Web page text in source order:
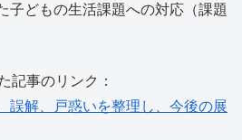
子どもの生活課題への対応（課題
記事のリンク：
誤解、戸惑いを整理し、今後の展